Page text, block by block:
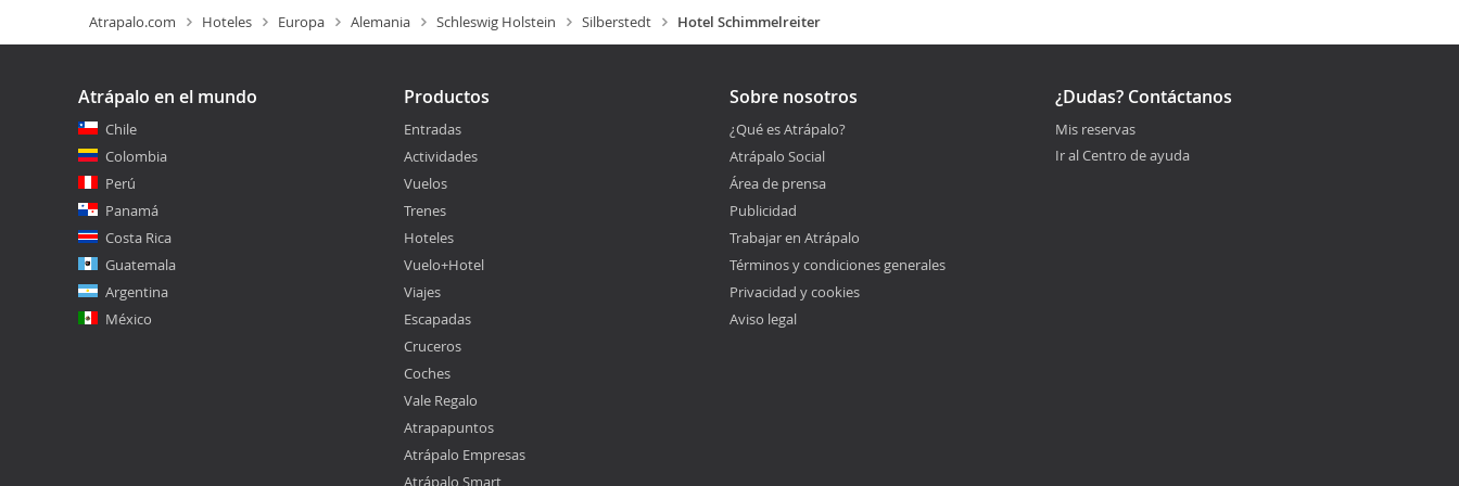
Atrapalo.com Hoteles Europa Alemania Schleswig Holstein Silberstedt Hotel Schimmelreiter
Atrápalo en el mundo
Chile
Colombia
Perú
Panamá
Costa Rica
Guatemala
Argentina
México
Productos
Entradas
Actividades
Vuelos
Trenes
Hoteles
Vuelo+Hotel
Viajes
Escapadas
Cruceros
Coches
Vale Regalo
Atrapapuntos
Atrápalo Empresas
Atrápalo Smart
Sobre nosotros
¿Qué es Atrápalo?
Atrápalo Social
Área de prensa
Publicidad
Trabajar en Atrápalo
Términos y condiciones generales
Privacidad y cookies
Aviso legal
¿Dudas? Contáctanos
Mis reservas
Ir al Centro de ayuda